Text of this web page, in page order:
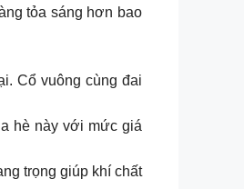
tỏa sáng hơn bao
Cổ vuông cùng đai
hè này với mức giá
trọng giúp khí chất